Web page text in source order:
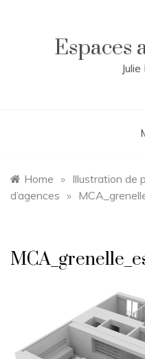
Espaces
Home » Illustration de
d’agences »